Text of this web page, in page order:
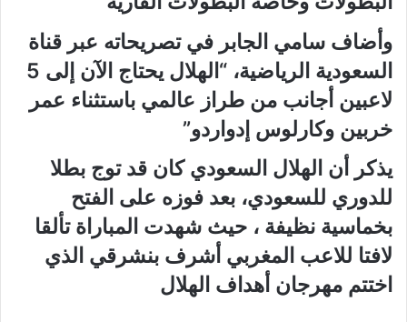
وأضاف سامي الجابر في تصريحاته عبر قناة
السعودية الرياضية، “الهلال يحتاج الآن إلى 5
لاعبين أجانب من طراز عالمي باستثناء عمر
خربين وكارلوس إدواردو”
يذكر أن الهلال السعودي كان قد توج بطلا
للدوري للسعودي، بعد فوزه على الفتح
بخماسية نظيفة ، حيث شهدت المباراة تألقا
لافتا للاعب المغربي أشرف بنشرقي الذي
اختتم مهرجان أهداف الهلال